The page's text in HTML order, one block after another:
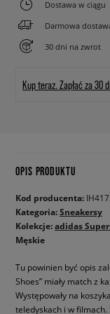
Dostawa w ciągu
Darmowa
30 dni na zwrot
Kup teraz. Zapłać za 30
OPIS PRODUKTU
Kod producenta:
Kategoria:Sneakersy
Kolekcje:adidas
Męskie
Tu powinien być opis
Shoes” miały match z
Występowały na
teledyskach i w filmach.